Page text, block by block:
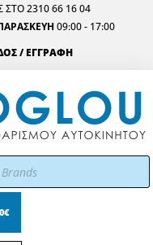
2310 66 16 04
09:00 - 17:00
/ ΕΓΓΡΑΦΗ